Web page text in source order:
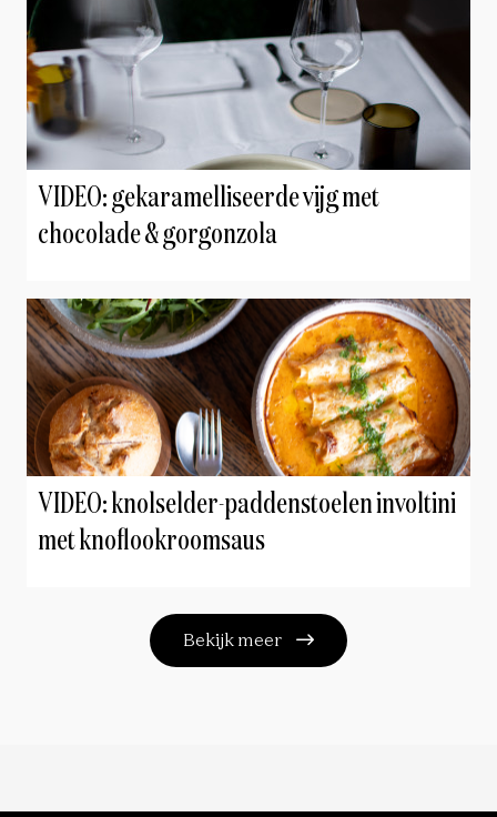
VIDEO: gekaramelliseerde vijg met
chocolade & gorgonzola
VIDEO: knolselder-paddenstoelen involtini
met knoflookroomsaus
Bekijk meer